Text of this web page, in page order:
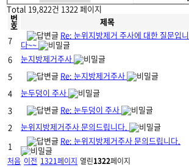
Total 19,822건1322 페이지
번
호 제목
7
Re: 눈위지방제거 주사에 대한 질문입니
다~~
6
눈지방제거주사
5
Re: 눈지방제거주사
4
눈두덩이 주사
3
Re: 눈두덩이 주사
2
눈위지방제거주사 문의드립니다.
1
Re: 눈위지방제거주사 문의드립니다.
처음 이전 1321페이지 열린1322페이지